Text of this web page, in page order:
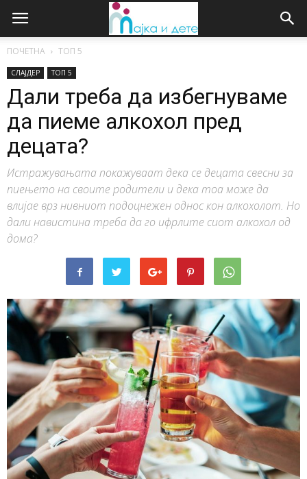
ПОЧЕТНА ТОП 5
СЛАЈДЕР ТОП 5
Дали треба да избегнуваме
да пиеме алкохол пред
децата?
Истражувањата покажуваат дека се децата свесни за
пиењето на своите родители и дека тоа може да
влијае врз нивниот подоцнежен однос кон алкохолот. Но
дали навистина треба да го ифрлите сиот алкохол од
дома?